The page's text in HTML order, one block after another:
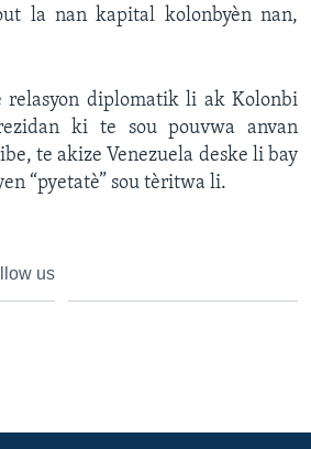
la nan kapital kolonbyèn nan,
relasyon diplomatik li ak Kolonbi
ki te sou pouvwa anvan
te akize Venezuela deske li bay
“pyetatè” sou tèritwa li.
us